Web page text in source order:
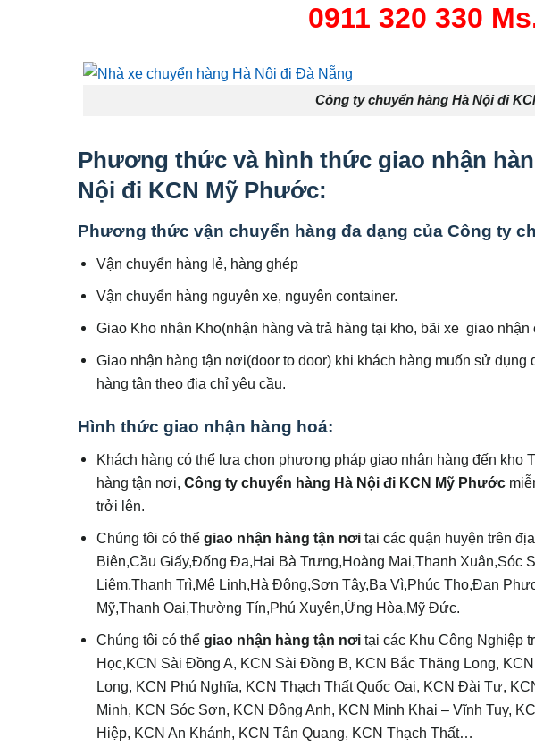
0911 320 330
Công ty chuyển hàng Hà Nội đi
Phương thức và hình thức giao nhận
Nội đi KCN Mỹ Phước:
Phương thức vận chuyển hàng đa dạng của Công ty
Vận chuyển hàng lẻ, hàng ghép
Vận chuyển hàng nguyên xe, nguyên container.
Giao Kho nhận Kho(nhận hàng và trả hàng tại kho, bãi xe giao nhận
Giao nhận hàng tận nơi(door to door) khi khách hàng muốn sử dụng
hàng tận theo địa chỉ yêu cầu.
Hình thức giao nhận hàng hoá:
Khách hàng có thể lựa chọn phương pháp giao nhận hàng đến kho
hàng tận nơi,Công ty chuyển hàng Hà Nội đi KCN Mỹ Phước
trởi lên.
Chúng tôi có thểgiao nhận hàng tận nơi tại các quận huyện trên
Biên,Cầu Giấy,Đống Đa,Hai Bà Trưng,Hoàng Mai,Thanh Xuân,Sóc
Liêm,Thanh Trì,Mê Linh,Hà Đông,Sơn Tây,Ba Vì,Phúc Thọ,Đan
Mỹ,Thanh Oai,Thường Tín,Phú Xuyên,Ứng Hòa,Mỹ Đức.
Chúng tôi có thểgiao nhận hàng tận nơi tại các Khu Công Nghiệp
Học,KCN Sài Đồng A, KCN Sài Đồng B, KCN Bắc Thăng Long,
Long, KCN Phú Nghĩa, KCN Thạch Thất Quốc Oai, KCN Đài Tư,
Minh, KCN Sóc Sơn, KCN Đông Anh, KCN Minh Khai – Vĩnh Tuy,
Hiệp, KCN An Khánh, KCN Tân Quang, KCN Thạch Thất…